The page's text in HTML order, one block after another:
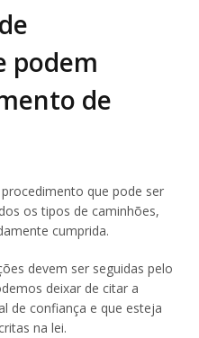
podem
de
que pode ser
os tipos de caminhões,
cumprida.
devem ser seguidas pelo
deixar de citar a
de confiança e que esteja
na lei.